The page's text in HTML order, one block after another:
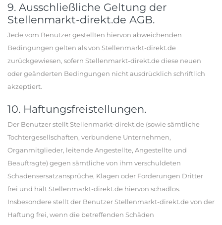
9. Ausschließliche Geltung der
Stellenmarkt-direkt.de AGB.
Jede vom Benutzer gestellten hiervon abweichenden
Bedingungen gelten als von Stellenmarkt-direkt.de
zurückgewiesen, sofern Stellenmarkt-direkt.de diese neuen
oder geänderten Bedingungen nicht ausdrücklich schriftlich
akzeptiert.
10. Haftungsfreistellungen.
Der Benutzer stellt Stellenmarkt-direkt.de (sowie sämtliche
Tochtergesellschaften, verbundene Unternehmen,
Organmitglieder, leitende Angestellte, Angestellte und
Beauftragte) gegen sämtliche von ihm verschuldeten
Schadensersatzansprüche, Klagen oder Forderungen Dritter
frei und hält Stellenmarkt-direkt.de hiervon schadlos.
Insbesondere stellt der Benutzer Stellenmarkt-direkt.de von der
Haftung frei, wenn die betreffenden Schäden